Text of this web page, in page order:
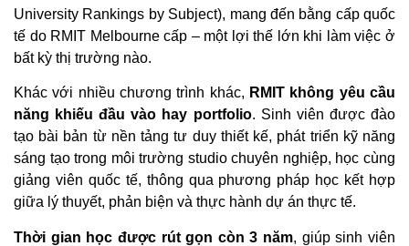
University Rankings by Subject), mang đến bằng cấp quốc
tế do RMIT Melbourne cấp – một lợi thế lớn khi làm việc ở
bất kỳ thị trường nào.
Khác với nhiều chương trình khác, RMIT không yêu cầu
năng khiếu đầu vào hay portfolio. Sinh viên được đào
tạo bài bản từ nền tảng tư duy thiết kế, phát triển kỹ năng
sáng tạo trong môi trường studio chuyên nghiệp, học cùng
giảng viên quốc tế, thông qua phương pháp học kết hợp
giữa lý thuyết, phản biện và thực hành dự án thực tế.
Thời gian học được rút gọn còn 3 năm, giúp sinh viên